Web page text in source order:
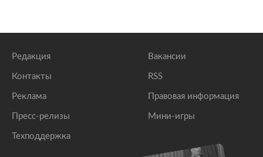
Редакция
Контакты
Реклама
Пресс-релизы
Техподдержка
Вакансии
RSS
Правовая информация
Мини-игры